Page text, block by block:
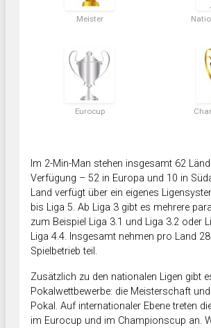
Meister
Eurocup
Im 2-Min-Man stehen insgesamt 62
Verfügung – 52 in Europa und 10 in
Land verfügt über ein eigenes
bis Liga 5. Ab Liga 3 gibt es mehrere
zum Beispiel Liga 3.1 und Liga 3.2 oder
Liga 4.4. Insgesamt nehmen pro Land
Spielbetrieb teil.
Zusätzlich zu den nationalen Ligen gibt
Pokalwettbewerbe: die Meisterschaft
Pokal. Auf internationaler Ebene treten
im Eurocup und im Championscup an.